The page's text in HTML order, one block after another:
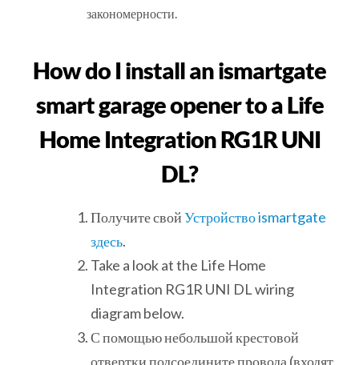
закономерности.
How do I install an ismartgate
smart garage opener to a Life
Home Integration RG1R UNI
DL?
Получите свойУстройство ismartgate
здесь.
Take a look at the Life Home
Integration RG1R UNI DL wiring
diagram below.
С помощью небольшой крестовой
отвертки подсоедините провода (входят